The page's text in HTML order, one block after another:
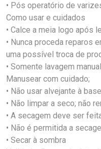
• Pós operatório de
Como usar e cuidados
• Calce a meia logo após
• Nunca proceda reparos
uma possível troca de
• Somente lavagem
Manusear com cuidado;
• Não usar alvejante à
• Não limpar a seco; não
• A secagem deve ser
• Não é permitida a
• Secar à sombra